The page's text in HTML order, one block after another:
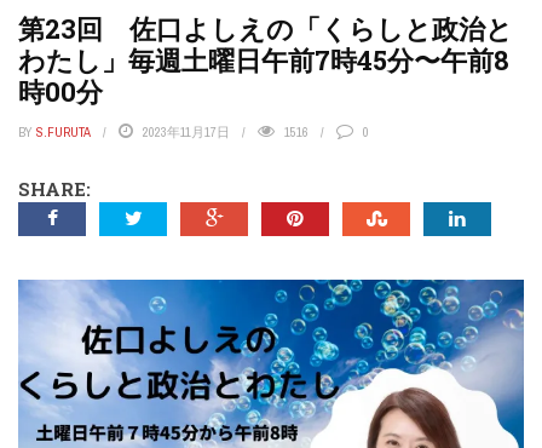
第23回 佐口よしえの「くらしと政治と
わたし」毎週土曜日午前7時45分〜午前8
時00分
BY S.FURUTA 2023年11月17日 1516 0
SHARE: